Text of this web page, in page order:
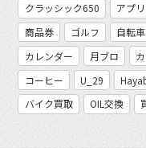
クラッシック650
アプ
商品券
ゴルフ 自転車
カレンダー
月ブロ
コーヒー
U_29
バイク買取
OIL交換